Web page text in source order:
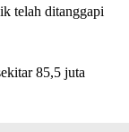
telah ditanggapi
85,5 juta